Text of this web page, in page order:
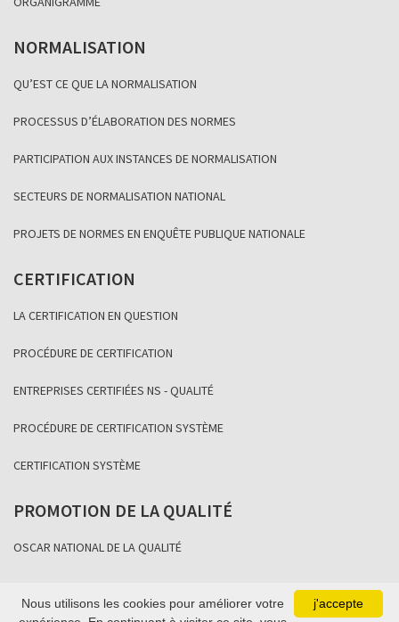
NORMALISATION
QU’EST CE QUE LA NORMALISATION
PROCESSUS D’ÉLABORATION DES NORMES
PARTICIPATION AUX INSTANCES DE NORMALISATION
SECTEURS DE NORMALISATION NATIONAL
PROJETS DE NORMES EN ENQUÊTE PUBLIQUE NATIONALE
CERTIFICATION
LA CERTIFICATION EN QUESTION
PROCÉDURE DE CERTIFICATION
ENTREPRISES CERTIFIÉES NS - QUALITÉ
PROCÉDURE DE CERTIFICATION SYSTÈME
CERTIFICATION SYSTÈME
PROMOTION DE LA QUALITÉ
OSCAR NATIONAL DE LA QUALITÉ
Copyright Association Sénégalaise de Normalisation 2021
j'accepte
Nous utilisons les cookies pour améliorer votre